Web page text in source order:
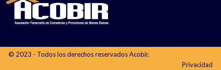
© 2023 - Todos los derechos reservados Acobir.
Privacidad